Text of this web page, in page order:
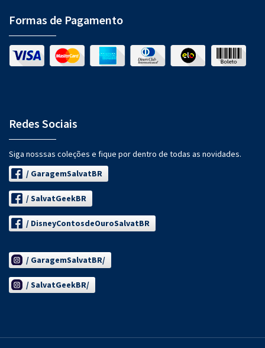
Formas de Pagamento
Redes Sociais
Siga nosssas coleções e fique por dentro de todas as novidades.
/ GaragemSalvatBR
/ SalvatGeekBR
/ DisneyContosdeOuroSalvatBR
/ GaragemSalvatBR/
/ SalvatGeekBR/